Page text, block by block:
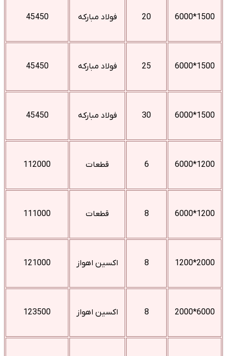
1500*6000
20 فولاد مبارکه 45450
1500*6000
25 فولاد مبارکه 45450
1500*6000
30 فولاد مبارکه 45450
1200*6000
6 قطعات 112000
1200*6000
8 قطعات 111000
2000*1200
8 اکسین اهواز 121000
6000*2000
8 اکسین اهواز 123500